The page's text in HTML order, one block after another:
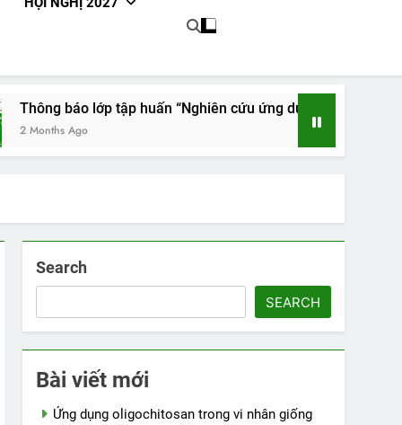
tập huấn “Nghiên cứu ứng dụng các kỹ thuật tiên tiến trong
Search
SEARCH
Bài viết mới
Ứng dụng oligochitosan trong vi nhân giống